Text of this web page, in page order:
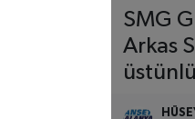
SMG
Arkas